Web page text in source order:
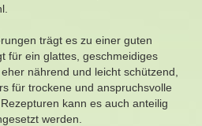
trägt es zu einer guten
für ein glattes, geschmeidiges
nährend und leicht schützend,
für trockene und anspruchsvolle
kann es auch anteilig
werden.